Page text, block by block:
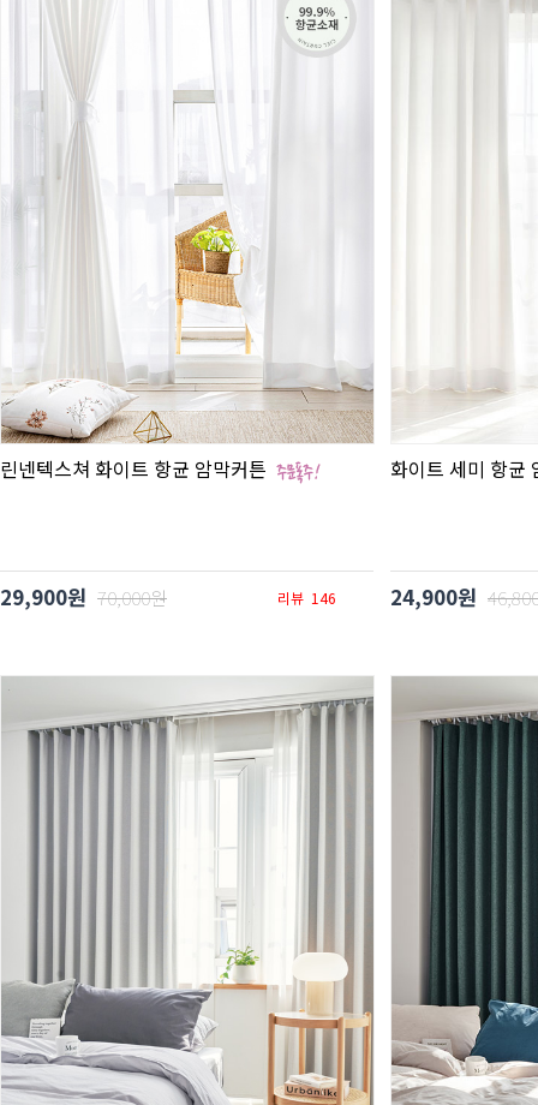
린넨텍스쳐 화이트 항균 암막커튼
29,900원 70,000원 리뷰 146
화이트 세미 항균
24,900원